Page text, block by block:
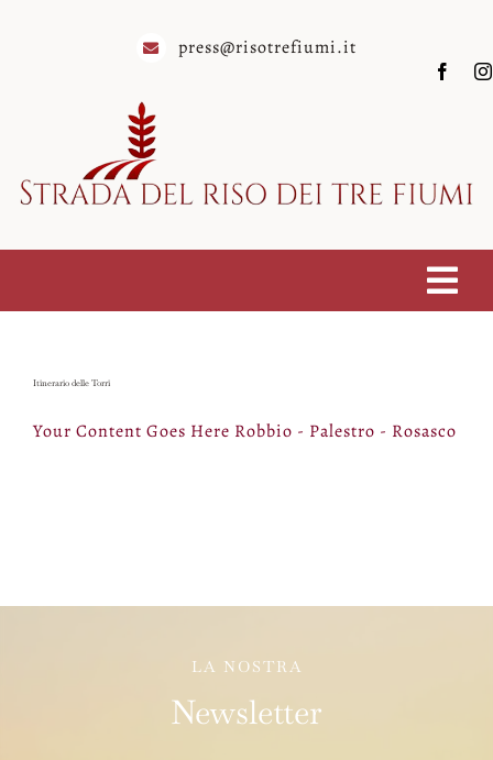
press@risotrefiumi.it
Chi siamo
Soci
Itinerario delle Torri
Your Content Goes Here Robbio - Palestro - Rosasco
LA NOSTRA
Newsletter